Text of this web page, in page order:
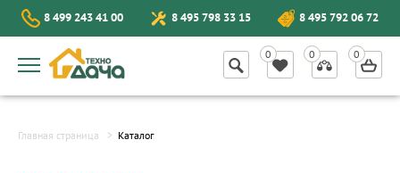
8 499 243 41 00 8 495 798 33 15 8 495 792 06 72
Главная страница Каталог